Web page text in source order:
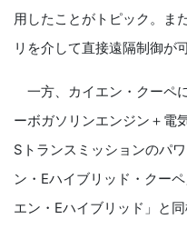
用したことがトピック。
リを介して直接遠隔制御が
一方、カイエン・クーペ
ーボガソリンエンジン＋電
Sトランスミッションのパ
ン・Eハイブリッド・クー
エン・Eハイブリッド」と